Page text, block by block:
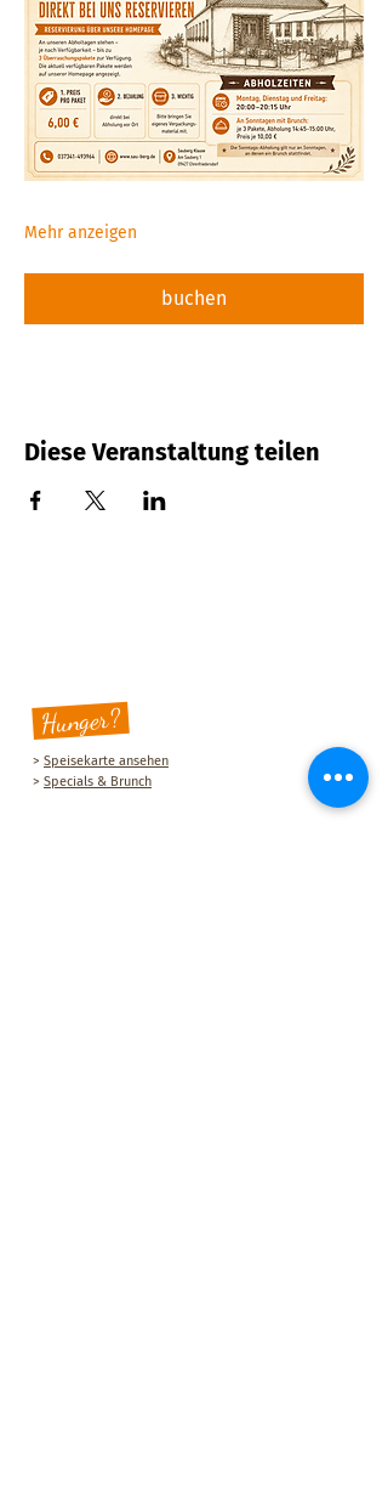
Mehr anzeigen
buchen
Diese Veranstaltung teilen
Hunger?
> Speisekarte ansehen
> Specials & Brunch